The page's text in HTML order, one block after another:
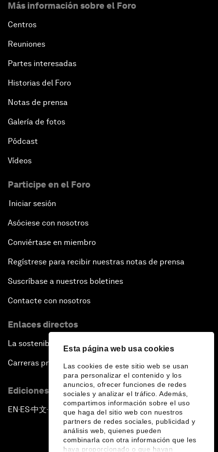
Esta página web usa cookies
Las cookies de este sitio web se usan
para personalizar el contenido y los
anuncios, ofrecer funciones de redes
sociales y analizar el tráfico. Además,
compartimos información sobre el uso
que haga del sitio web con nuestros
partners de redes sociales, publicidad y
análisis web, quienes pueden
combinarla con otra información que les
haya proporcionado o que hayan
Más información sobre el Foro
Centros
Reuniones
Partes interesadas
Historias del Foro
Notas de prensa
Galería de fotos
Pódcast
Vídeos
Participe en el Foro
Iniciar sesión
Asóciese con nosotros
Conviértase en miembro
Regístrese para recibir nuestras notas de prensa
Suscríbase a nuestros boletines
Contacte con nosotros
Enlaces directos
La sostenibilidad en el Foro
Carreras profesionales
Ediciones en otros idiomas
EN ▪ ES▪中文▪ 日本語